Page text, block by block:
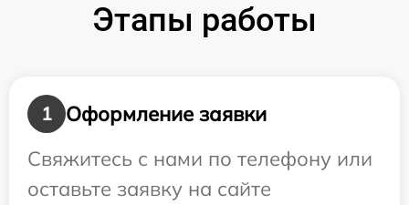
Этапы работы
1
Оформление заявки
Свяжитесь с нами по телефону или
оставьте заявку на сайте